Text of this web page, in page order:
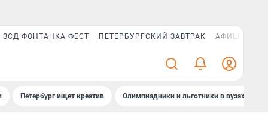
ЗСД ФОНТАНКА ФЕСТ ПЕТЕРБУРГСКИЙ ЗАВТРАК АФИША PLUS
Петербург ищет креатив Олимпиадники и льготники в вузах СПб